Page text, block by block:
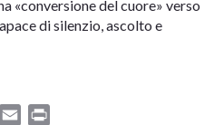
«conversione del cuore» verso
di silenzio, ascolto e
Telegram
Email